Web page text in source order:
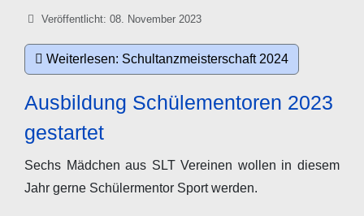
Veröffentlicht: 08. November 2023
Weiterlesen: Schultanzmeisterschaft 2024
Ausbildung Schülementoren 2023
gestartet
Sechs Mädchen aus SLT Vereinen wollen in diesem
Jahr gerne Schülermentor Sport werden.